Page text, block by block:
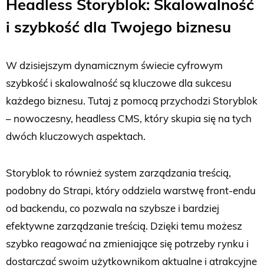
Headless Storyblok: Skalowalność
i szybkość dla Twojego biznesu
W dzisiejszym dynamicznym świecie cyfrowym
szybkość i skalowalność są kluczowe dla sukcesu
każdego biznesu. Tutaj z pomocą przychodzi Storyblok
– nowoczesny, headless CMS, który skupia się na tych
dwóch kluczowych aspektach.
Storyblok to również system zarządzania treścią,
podobny do Strapi, który oddziela warstwę front-endu
od backendu, co pozwala na szybsze i bardziej
efektywne zarządzanie treścią. Dzięki temu możesz
szybko reagować na zmieniające się potrzeby rynku i
dostarczać swoim użytkownikom aktualne i atrakcyjne